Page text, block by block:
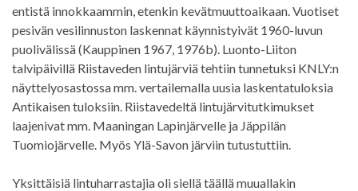
entistä innokkaammin, etenkin kevätmuuttoaikaan. Vuotiset
pesivän vesilinnuston laskennat käynnistyivät 1960-luvun
puolivälissä (Kauppinen 1967, 1976b). Luonto-Liiton
talvipäivillä Riistaveden lintujärviä tehtiin tunnetuksi KNLY:n
näyttelyosastossa mm. vertailemalla uusia laskentatuloksia
Antikaisen tuloksiin. Riistavedeltä lintujärvitutkimukset
laajenivat mm. Maaningan Lapinjärvelle ja Jäppilän
Tuomiojärvelle. Myös Ylä-Savon järviin tutustuttiin.
Yksittäisiä lintuharrastajia oli siellä täällä muuallakin